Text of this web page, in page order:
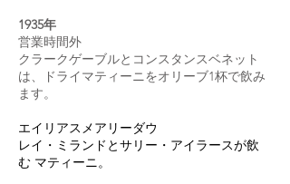
1935年
営業時間外
クラークゲーブルとコンスタンスベネット
は、ドライマティーニをオリーブ1杯で飲み
ます。
エイリアスメアリーダウ
レイ・ミランドとサリー・アイラースが飲
む マティーニ。